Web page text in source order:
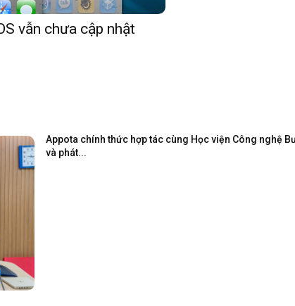
vẫn chưa cập nhật
Appota chính thức hợp tác cùng Học viện Công nghệ
và phát...